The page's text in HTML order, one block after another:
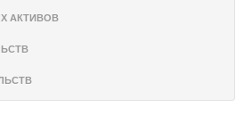
АКТИВОВ